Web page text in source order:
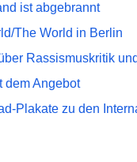
ist abgebrannt
The World in Berlin
Rassismuskritik
dem Angebot
Plakate zu den